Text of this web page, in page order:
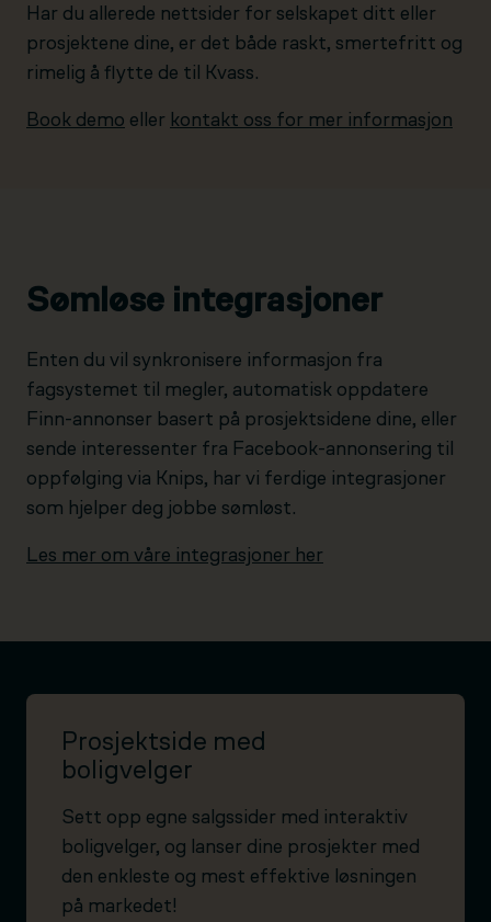
Har du allerede nettsider for selskapet ditt eller
prosjektene dine, er det både raskt, smertefritt og
rimelig å flytte de til Kvass.
Book demo eller kontakt oss for mer informasjon
Sømløse integrasjoner
Enten du vil synkronisere informasjon fra
fagsystemet til megler, automatisk oppdatere
Finn-annonser basert på prosjektsidene dine, eller
sende interessenter fra Facebook-annonsering til
oppfølging via Knips, har vi ferdige integrasjoner
som hjelper deg jobbe sømløst.
Les mer om våre integrasjoner her
Prosjektside med
boligvelger
Sett opp egne salgssider med interaktiv
boligvelger, og lanser dine prosjekter med
den enkleste og mest effektive løsningen
på markedet!